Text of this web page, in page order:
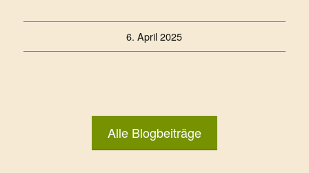
6. April 2025
Alle Blogbeiträge